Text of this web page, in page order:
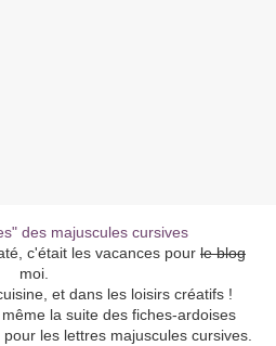
c'était les vacances pour le blog
moi.
et dans les loisirs créatifs !
la suite des fiches-ardoises
les lettres majuscules cursives.